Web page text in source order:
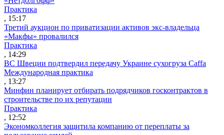
Практика
, 15:17
Третий аукцион по приватизации активов экс-владельца
«Макфы» провалился
Практика
, 14:29
ВС Швеции подтвердил передачу Украине сухогруза Caffa
Международная практика
, 13:27
Минфин планирует отбирать подрядчиков госконтрактов в
строительстве по их репутации
Практика
, 12:52
Экономколлегия защитила компанию от переплаты за